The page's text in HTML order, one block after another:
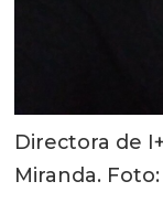
Directora de
Miranda.